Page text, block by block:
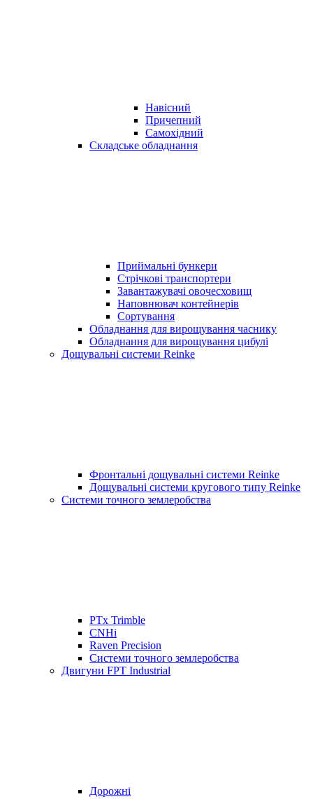
Навісний
Причепний
Самохідний
Складське обладнання
Приймальні бункери
Стрічкові транспортери
Завантажувачі овочесховищ
Наповнювач контейнерів
Сортування
Обладнання для вирощування часнику
Обладнання для вирощування цибулі
Дощувальні системи Reinke
Фронтальні дощувальні системи Reinke
Дощувальні системи кругового типу Reinke
Системи точного землеробства
PTx Trimble
CNHi
Raven Precision
Системи точного землеробства
Двигуни FPT Industrial
Дорожні